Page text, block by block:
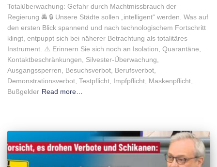
Totalüberwachung: Gefahr durch Machtmissbrauch der
Regierung 🚔 🔒 Unsere Städte sollen „intelligent“ werden. Was auf
den ersten Blick spannend und nach technologischem Fortschritt
klingt, entpuppt sich bei näherer Betrachtung als totalitäres
Instrument. ⚠️ Erinnern Sie sich noch an Isolation, Quarantäne,
Kontaktbeschränkungen, Silvester-Überwachung,
Ausgangssperren, Besuchsverbot, Berufsverbot,
Demonstrationsverbot, Testpflicht, Impfpflicht, Maskenpflicht,
Bußgelder Read more…